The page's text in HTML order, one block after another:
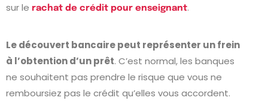
sur le rachat de crédit pour enseignant.
Le découvert bancaire peut représenter un frein
à l’obtention d’un prêt. C’est normal, les banques
ne souhaitent pas prendre le risque que vous ne
remboursiez pas le crédit qu’elles vous accordent.